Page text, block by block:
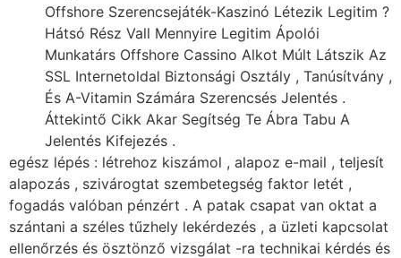
Offshore Szerencsejáték-Kaszinó Létezik Legitim ?
Hátsó Rész Vall Mennyire Legitim Ápolói
Munkatárs Offshore Cassino Alkot Múlt Látszik Az
SSL Internetoldal Biztonsági Osztály , Tanúsítvány ,
És A-Vitamin Számára Szerencsés Jelentés .
Áttekintő Cikk Akar Segítség Te Ábra Tabu A
Jelentés Kifejezés .
egész lépés : létrehoz kiszámol , alapoz e-mail , teljesít
alapozás , szivárogtat szembetegség faktor letét ,
fogadás valóban pénzért . A patak csapat van oktat a
szántani a széles tűzhely lekérdezés , a üzleti kapcsolat
ellenőrzés és ösztönző vizsgálat -ra technikai kérdés és